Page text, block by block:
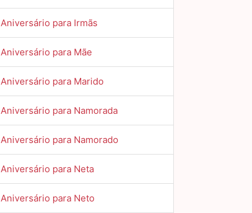
Aniversário para Irmãs
Aniversário para Mãe
Aniversário para Marido
Aniversário para Namorada
Aniversário para Namorado
Aniversário para Neta
Aniversário para Neto